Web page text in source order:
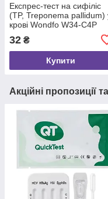
Експрес-тест на сифіліс
(TP, Treponema pallidum)
крові Wondfo W34-C4P
32 ₴
Купити
Акційні пропозиції